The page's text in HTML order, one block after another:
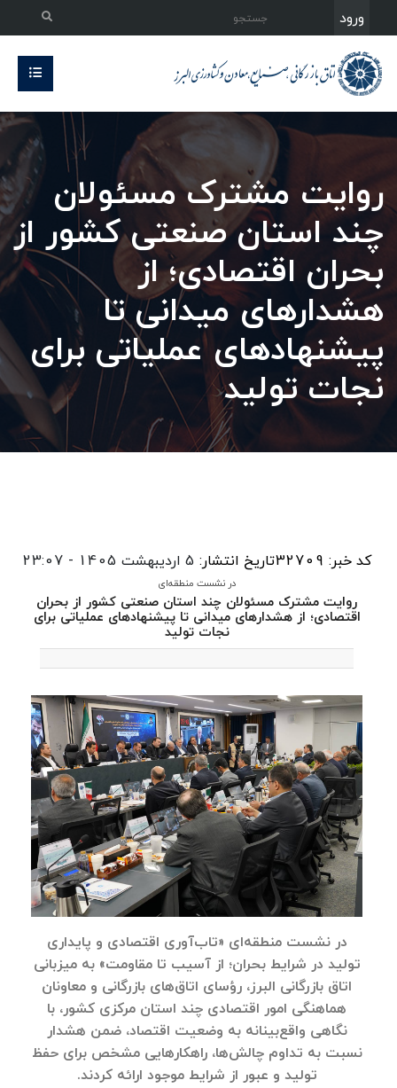
ورود
روایت مشترک مسئولان
چند استان صنعتی کشور از
بحران اقتصادی؛ از
هشدارهای میدانی تا
پیشنهادهای عملیاتی برای
نجات تولید
کد خبر: 32709 تاریخ انتشار: 5 اردیبهشت 1405 - 23:07
در نشست منطقه‌ای
روایت مشترک مسئولان چند استان صنعتی کشور از بحران
اقتصادی؛ از هشدارهای میدانی تا پیشنهادهای عملیاتی برای
نجات تولید
در نشست منطقه‌ای «تاب‌آوری اقتصادی و پایداری
تولید در شرایط بحران؛ از آسیب تا مقاومت» به میزبانی
اتاق بازرگانی البرز، رؤسای اتاق‌های بازرگانی و معاونان
هماهنگی امور اقتصادی چند استان‌ مرکزی کشور، با
نگاهی واقع‌بینانه به وضعیت اقتصاد، ضمن هشدار
نسبت به تداوم چالش‌ها، راهکارهایی مشخص برای حفظ
تولید و عبور از شرایط موجود ارائه کردند.